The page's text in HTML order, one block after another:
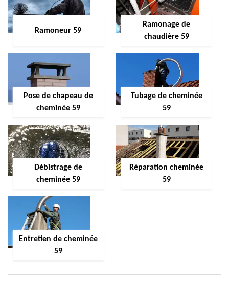
Ramoneur 59
Ramonage de
chaudière 59
Pose de chapeau de
cheminée 59
Tubage de cheminée
59
Débistrage de
cheminée 59
Réparation cheminée
59
Entretien de cheminée
59